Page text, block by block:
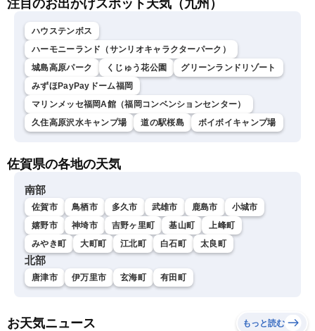
注目のお出かけスポット天気（九州）
ハウステンボス
ハーモニーランド（サンリオキャラクターパーク）
城島高原パーク
くじゅう花公園
グリーンランドリゾート
みずほPayPayドーム福岡
マリンメッセ福岡A館（福岡コンベンションセンター）
久住高原沢水キャンプ場
道の駅桜島 ボイボイキャンプ場
佐賀県の各地の天気
南部
佐賀市 鳥栖市 多久市 武雄市 鹿島市
小城市
嬉野市
神埼市 吉野ヶ里町 基山町
上峰町
みやき町
大町町 江北町 白石町 太良町
北部
唐津市 伊万里市 玄海町 有田町
お天気ニュース もっと読む